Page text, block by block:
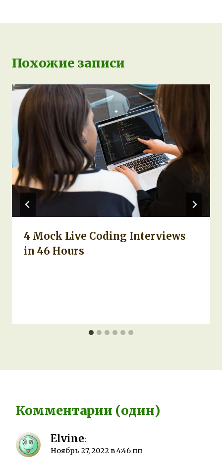
Похожие записи
4 Mock Live Coding Interviews
in 46 Hours
Комментарии (один)
Elvine:
Ноябрь 27, 2022 в 4:46 пп